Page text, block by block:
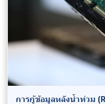
การกู้ข้อมูลหลังน้ำท่วม